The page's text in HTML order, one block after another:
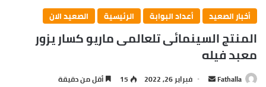
أخبار الصعيد
أعداد البوابة الرئيسية الصعيد الان
المنتج السينمائى تلعالمى ماريو كسار يزور
معبد فيله
Fathalla
أرسل فبراير 26, 2022 15 أقل من دقيقة